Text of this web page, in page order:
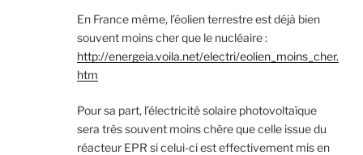
En France même, l’éolien terrestre est déjà bien
souvent moins cher que le nucléaire :
http://energeia.voila.net/electri/eolien_moins_cher.
htm
Pour sa part, l’électricité solaire photovoltaïque
sera très souvent moins chère que celle issue du
réacteur EPR si celui-ci est effectivement mis en